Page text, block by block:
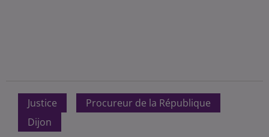
Justice
Procureur de la République
Dijon